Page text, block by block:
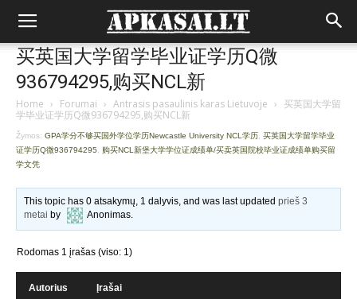
买英国大学留学毕业证学历Q微
936794295,购买NCL新
Home › Forumai › Antrasis pasaulinis karas Lietuvoje › 买英国大学留
学毕业证学历Q微936794295,购买NCL新
Žymos: GPA学分不够买国外学位学历Newcastle University NCL学历 买英国大学留学毕业
证学历Q微936794295
购买NCL新堡大学学位证成绩单/买卖英国院校毕业证成绩单购买留
学文凭
This topic has 0 atsakymų, 1 dalyvis, and was last updatedprieš 3
metai by Anonimas.
Rodomas 1 įrašas (viso: 1)
Autorius Įrašai